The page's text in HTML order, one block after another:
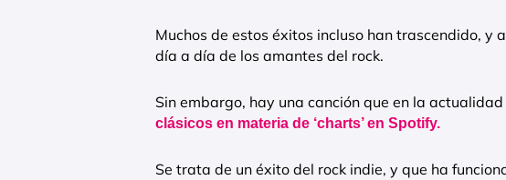
Muchos de estos éxitos incluso han trascendido, y
día a día de los amantes del rock.
Sin embargo, hay una canción que en la actualidad
clásicos en materia de ‘charts’ en Spotify.
Se trata de un éxito del rock indie, y que ha